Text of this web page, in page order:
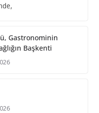
Gastronominin
Başkenti